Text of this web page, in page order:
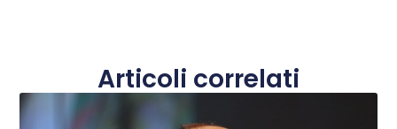
Articoli correlati